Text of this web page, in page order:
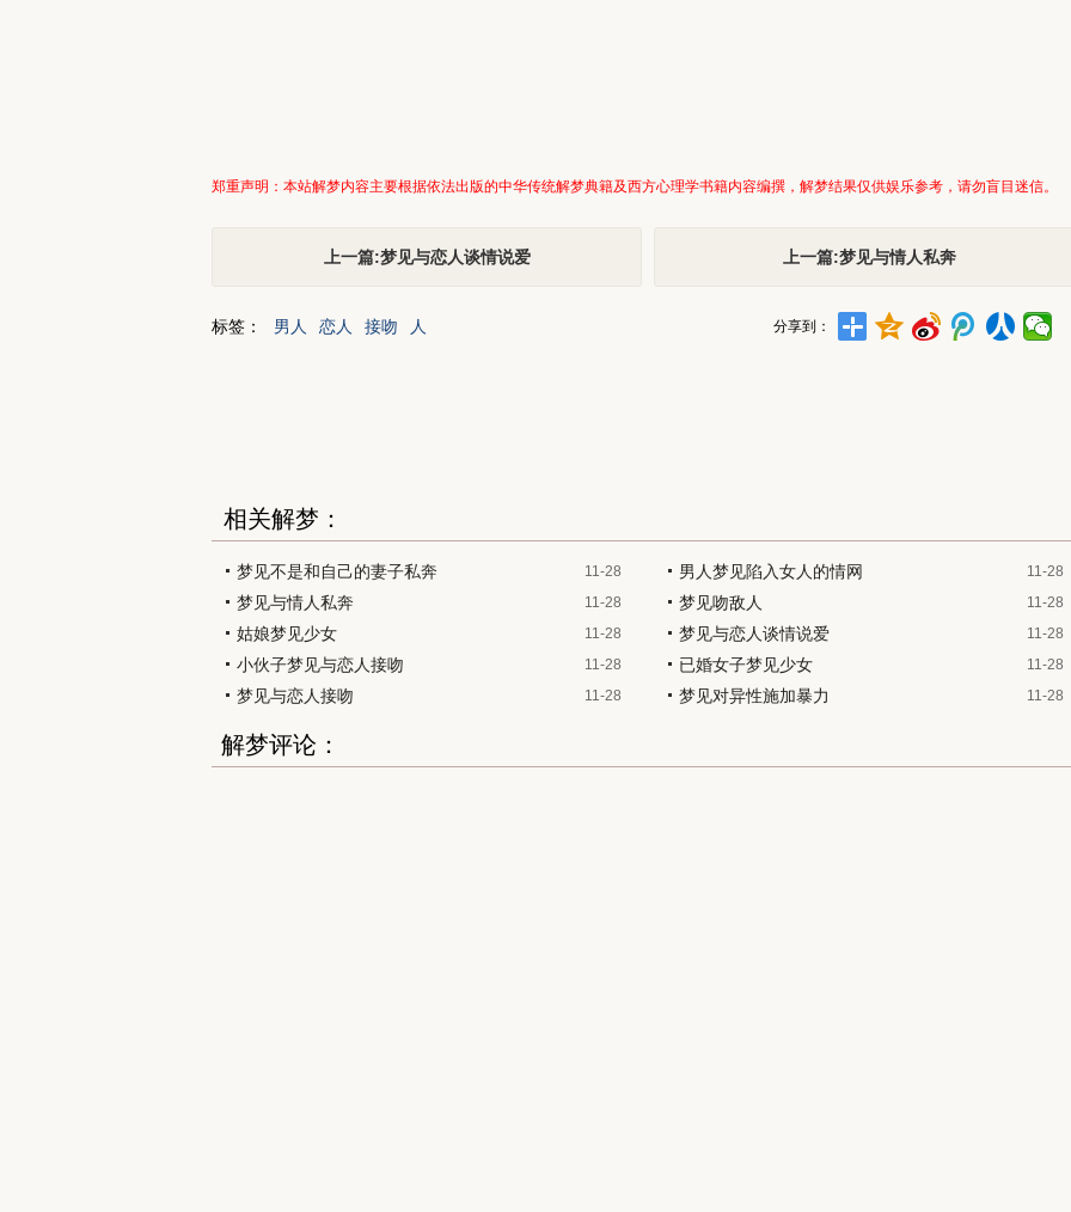
郑重声明：本站解梦内容主要根据依法出版的中华传统解梦典籍及西方心理学书籍内容编撰，解梦结果仅供娱乐参考，请勿盲目迷信。
上一篇:梦见与恋人谈情说爱 上一篇:梦见与情人私奔
标签： 男人 恋人 接吻 人 分享到：
相关解梦：
梦见不是和自己的妻子私奔 11-28 男人梦见陷入女人的情网 11-28
梦见与情人私奔 11-28 梦见吻敌人 11-28
姑娘梦见少女 11-28 梦见与恋人谈情说爱 11-28
小伙子梦见与恋人接吻 11-28 已婚女子梦见少女 11-28
梦见与恋人接吻 11-28 梦见对异性施加暴力 11-28
解梦评论：